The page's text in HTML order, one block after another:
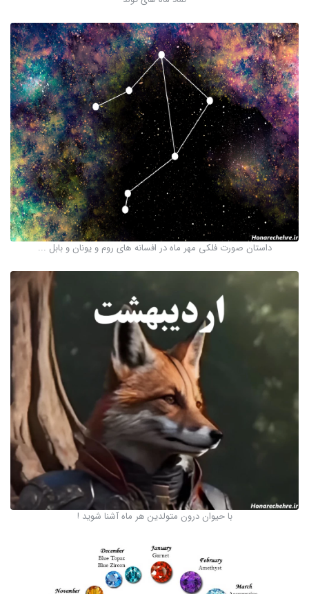
داستان صورت فلکی مهر ماه در افسانه های روم و یونان و بابل ...
با حیوان درون متولدین هر ماه آشنا شوید !